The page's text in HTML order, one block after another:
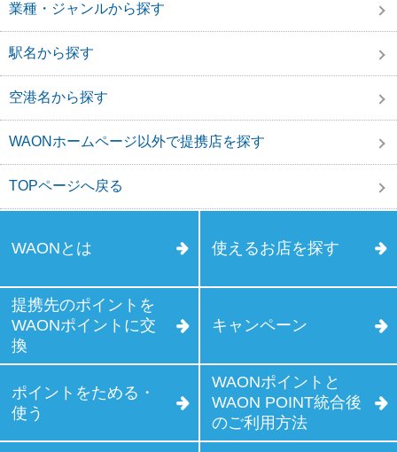
業種・ジャンルから探す
駅名から探す
空港名から探す
WAONホームページ以外で提携店を探す
TOPページへ戻る